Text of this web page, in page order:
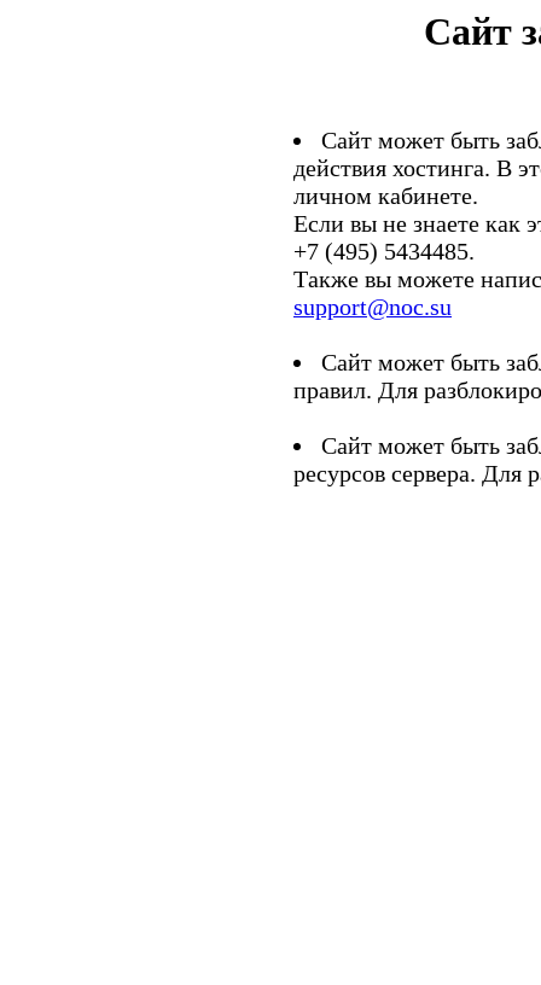
Сайт
Сайт может быть
действия хостинга. В
личном кабинете.
Если вы не знаете как
+7 (495) 5434485.
Также вы можете
support@noc.su
Сайт может быть
правил. Для
Сайт может быть
ресурсов сервера. Для